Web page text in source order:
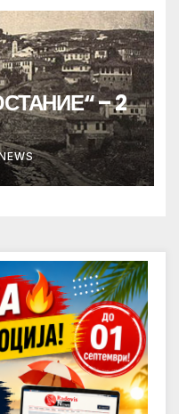
– 2